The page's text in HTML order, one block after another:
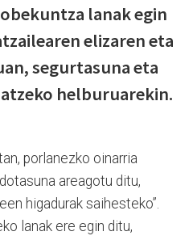
lanak egin
elizaren eta
segurtasuna eta
helburuarekin.
porlanezko oinarria
areagotu ditu,
higadurak saihesteko”.
lanak ere egin ditu,